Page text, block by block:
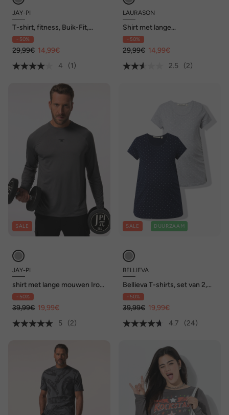
JAY-PI
T-shirt, fitness, Buik-Fit,
halflange mouwen, Iron Anvil,
QuickDry, tot 7XL
- 50%
29,99€ 14,99€
4
(1)
LAURASON
Shirt met lange
raglanmouwen, ronde hals,
OEKO-TEX
- 50%
29,99€ 14,99€
2.5
(2)
SALE
JAY-PI
shirt met lange mouwen Iron
Anvil, fitness, QuickDry, tot
7XL
- 50%
39,99€ 19,99€
5
(2)
SALE DUURZAAM
BELLIEVA
Bellieva T-shirts, set van 2,
ronde hals, halve mouwen,
zijkant rimpeling, biologisch
katoen, GOTS
- 50%
39,99€ 19,99€
4.7
(24)